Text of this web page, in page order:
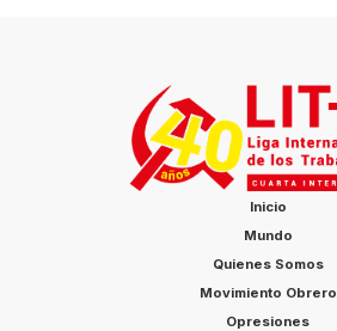
Inicio
Mundo
Quienes Somos
Movimiento Obrero
Opresiones